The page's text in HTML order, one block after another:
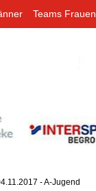
Teams Frauen
- A-Jugend